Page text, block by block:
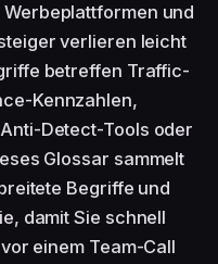
und
verlieren leicht
betreffen Traffic-
Kennzahlen,
Detect-Tools oder
Glossar sammelt
Begriffe und
damit Sie schnell
einem Team-Call